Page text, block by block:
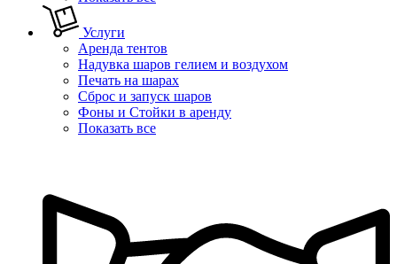
Услуги
Аренда тентов
Надувка шаров гелием и воздухом
Печать на шарах
Сброс и запуск шаров
Фоны и Стойки в аренду
Показать все